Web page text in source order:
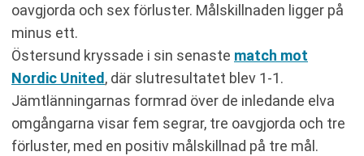
oavgjorda och sex förluster. Målskillnaden ligger på
minus ett.
Östersund kryssade i sin senaste match mot
Nordic United, där slutresultatet blev 1-1.
Jämtlänningarnas formrad över de inledande elva
omgångarna visar fem segrar, tre oavgjorda och tre
förluster, med en positiv målskillnad på tre mål.